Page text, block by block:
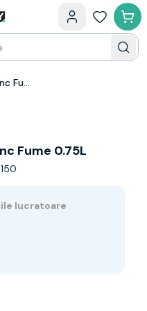
Princeps Sauvignon Blanc Fume 0.75L
Fume 0.75L
lucratoare